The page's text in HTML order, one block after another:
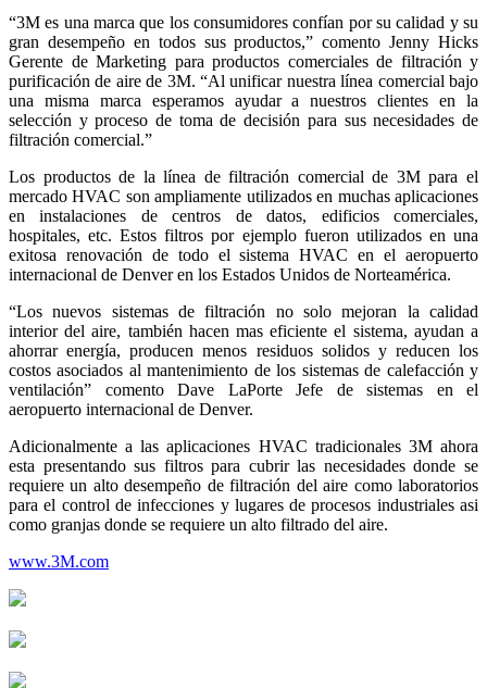
“3M es una marca que los consumidores confían por su calidad y su
gran desempeño en todos sus productos,” comento Jenny Hicks
Gerente de Marketing para productos comerciales de filtración y
purificación de aire de 3M. “Al unificar nuestra línea comercial bajo
una misma marca esperamos ayudar a nuestros clientes en la
selección y proceso de toma de decisión para sus necesidades de
filtración comercial.”
Los productos de la línea de filtración comercial de 3M para el
mercado HVAC son ampliamente utilizados en muchas aplicaciones
en instalaciones de centros de datos, edificios comerciales,
hospitales, etc. Estos filtros por ejemplo fueron utilizados en una
exitosa renovación de todo el sistema HVAC en el aeropuerto
internacional de Denver en los Estados Unidos de Norteamérica.
“Los nuevos sistemas de filtración no solo mejoran la calidad
interior del aire, también hacen mas eficiente el sistema, ayudan a
ahorrar energía, producen menos residuos solidos y reducen los
costos asociados al mantenimiento de los sistemas de calefacción y
ventilación” comento Dave LaPorte Jefe de sistemas en el
aeropuerto internacional de Denver.
Adicionalmente a las aplicaciones HVAC tradicionales 3M ahora
esta presentando sus filtros para cubrir las necesidades donde se
requiere un alto desempeño de filtración del aire como laboratorios
para el control de infecciones y lugares de procesos industriales asi
como granjas donde se requiere un alto filtrado del aire.
www.3M.com